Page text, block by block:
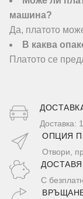
машина?
Да, платото
В каква
Платото се
Доставка:
ОПЦИЯ
Отвори,
С